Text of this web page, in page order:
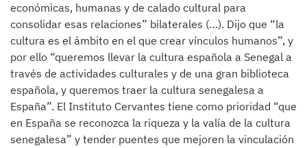
económicas, humanas y de calado cultural para
consolidar esas relaciones” bilaterales (…). Dijo que “la
cultura es el ámbito en el que crear vínculos humanos”, y
por ello “queremos llevar la cultura española a Senegal a
través de actividades culturales y de una gran biblioteca
española, y queremos traer la cultura senegalesa a
España”. El Instituto Cervantes tiene como prioridad “que
en España se reconozca la riqueza y la valía de la cultura
senegalesa” y tender puentes que mejoren la vinculación